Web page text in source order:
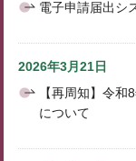
電子申請届出シ
2026年3月21日
【再周知】令
について